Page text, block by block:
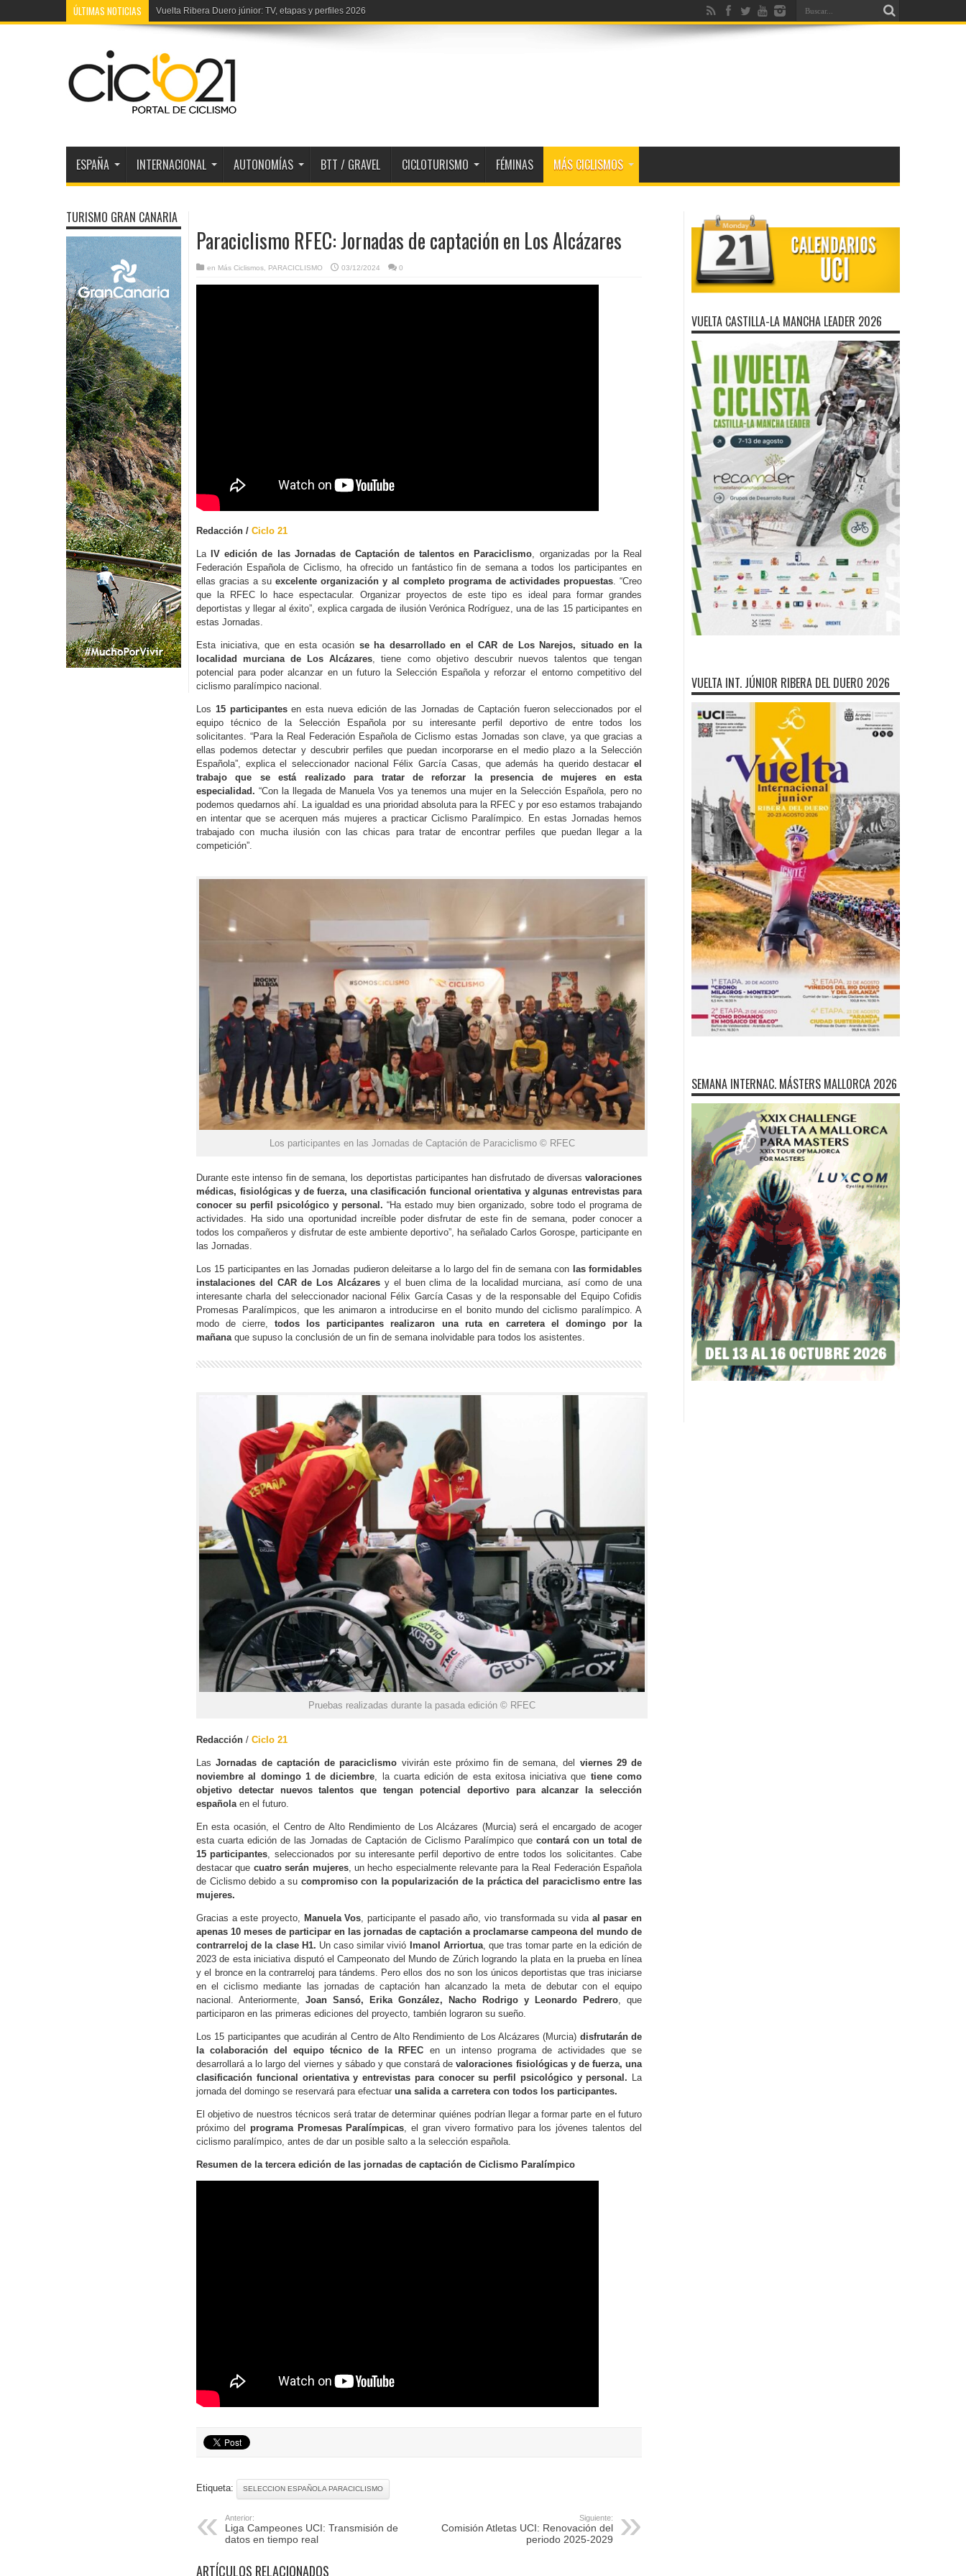
ÚLTIMAS NOTICIAS Vuelta Ribera Duero júnior: TV, etapas y perfiles 2026
ESPAÑA INTERNACIONAL AUTONOMÍAS BTT / GRAVEL CICLOTURISMO FÉMINAS MÁS CICLISMOS
Paraciclismo RFEC: Jornadas de captación en Los Alcázares
en Más Ciclismos PARACICLISMO 03/12/2024 0
Redacción / Ciclo 21
La IV edición de las Jornadas de Captación de talentos en Paraciclismo, organizadas por la Real
Federación Española de Ciclismo, ha ofrecido un fantástico fin de semana a todos los participantes en
ellas gracias a suexcelente organización y al completo programa de actividades propuestas. “Creo
que la RFEC lo hace espectacular. Organizar proyectos de este tipo es ideal para formar grandes
deportistas y llegar al éxito”, explica cargada de ilusión Verónica Rodríguez, una de las 15 participantes en
estas Jornadas.
Esta iniciativa, que en esta ocasión se ha desarrollado en el CAR de Los Narejos, situado en la
localidad murciana de Los Alcázares, tiene como objetivo descubrir nuevos talentos que tengan
potencial para poder alcanzar en un futuro la Selección Española y reforzar el entorno competitivo del
ciclismo paralímpico nacional.
Los 15 participantesen esta nueva edición de las Jornadas de Captación fueron seleccionados por el
equipo técnico de la Selección Española por su interesante perfil deportivo de entre todos los
solicitantes. “Para la Real Federación Española de Ciclismo estas Jornadas son clave, ya que gracias a
ellas podemos detectar y descubrir perfiles que puedan incorporarse en el medio plazo a la Selección
Española”, explica el seleccionador nacional Félix García Casas, que además ha querido destacar el
trabajo que se está realizado para tratar de reforzar la presencia de mujeres en esta
especialidad. “Con la llegada de Manuela Vos ya tenemos una mujer en la Selección Española, pero no
podemos quedarnos ahí. La igualdad es una prioridad absoluta para la RFEC y por eso estamos trabajando
en intentar que se acerquen más mujeres a practicar Ciclismo Paralímpico. En estas Jornadas hemos
trabajado con mucha ilusión con las chicas para tratar de encontrar perfiles que puedan llegar a la
competición”.
Los participantes en las Jornadas de Captación de Paraciclismo © RFEC
Durante este intenso fin de semana, los deportistas participantes han disfrutado de diversas valoraciones
médicas, fisiológicas y de fuerza, una clasificación funcional orientativa y algunas entrevistas para
conocer su perfil psicológico y personal. “Ha estado muy bien organizado, sobre todo el programa de
actividades. Ha sido una oportunidad increíble poder disfrutar de este fin de semana, poder conocer a
todos los compañeros y disfrutar de este ambiente deportivo”, ha señalado Carlos Gorospe, participante en
las Jornadas.
Los 15 participantes en las Jornadas pudieron deleitarse a lo largo del fin de semana con las formidables
instalaciones del CAR de Los Alcázaresy el buen clima de la localidad murciana, así como de una
interesante charla del seleccionador nacional Félix García Casas y de la responsable del Equipo Cofidis
Promesas Paralímpicos, que les animaron a introducirse en el bonito mundo del ciclismo paralímpico. A
modo de cierre,todos los participantes realizaron una ruta en carretera el domingo por la
mañana que supuso la conclusión de un fin de semana inolvidable para todos los asistentes.
Pruebas realizadas durante la pasada edición © RFEC
Redacción / Ciclo 21
LasJornadas de captación de paraciclismo vivirán este próximo fin de semana, del viernes 29 de
noviembre al domingo 1 de diciembre, la cuarta edición de esta exitosa iniciativa que tiene como
objetivo detectar nuevos talentos que tengan potencial deportivo para alcanzar la selección
españolaen el futuro.
En esta ocasión, el Centro de Alto Rendimiento de Los Alcázares (Murcia) será el encargado de acoger
esta cuarta edición de las Jornadas de Captación de Ciclismo Paralímpico que contará con un total de
15 participantes, seleccionados por su interesante perfil deportivo de entre todos los solicitantes. Cabe
destacar que cuatro serán mujeres, un hecho especialmente relevante para la Real Federación Española
de Ciclismo debido a su compromiso con la popularización de la práctica del paraciclismo entre las
mujeres.
Gracias a este proyecto, Manuela Vos, participante el pasado año, vio transformada su vida al pasar en
apenas 10 meses de participar en las jornadas de captación a proclamarse campeona del mundo de
contrarreloj de la clase H1. Un caso similar vivió Imanol Arriortua, que tras tomar parte en la edición de
2023 de esta iniciativa disputó el Campeonato del Mundo de Zúrich logrando la plata en la prueba en línea
y el bronce en la contrarreloj para tándems. Pero ellos dos no son los únicos deportistas que tras iniciarse
en el ciclismo mediante las jornadas de captación han alcanzado la meta de debutar con el equipo
nacional. Anteriormente, Joan Sansó, Erika González, Nacho Rodrigo y Leonardo Pedrero, que
participaron en las primeras ediciones del proyecto, también lograron su sueño.
Los 15 participantes que acudirán al Centro de Alto Rendimiento de Los Alcázares (Murcia) disfrutarán de
la colaboración del equipo técnico de la RFEC en un intenso programa de actividades que se
desarrollará a lo largo del viernes y sábado y que constará devaloraciones fisiológicas y de fuerza, una
clasificación funcional orientativa y entrevistas para conocer su perfil psicológico y personal. La
jornada del domingo se reservará para efectuar una salida a carretera con todos los participantes.
El objetivo de nuestros técnicos será tratar de determinar quiénes podrían llegar a formar parte en el futuro
próximo del programa Promesas Paralímpicas, el gran vivero formativo para los jóvenes talentos del
ciclismo paralímpico, antes de dar un posible salto a la selección española.
Resumen de la tercera edición de las jornadas de captación de Ciclismo Paralímpico
Etiqueta: SELECCION ESPAÑOLA PARACICLISMO
Anterior:
Liga Campeones UCI: Transmisión de
datos en tiempo real
Siguiente:
Comisión Atletas UCI: Renovación del
periodo 2025-2029
ARTÍCULOS RELACIONADOS
TURISMO GRAN CANARIA
VUELTA CASTILLA-LA MANCHA LEADER 2026
VUELTA INT. JÚNIOR RIBERA DEL DUERO 2026
SEMANA INTERNAC. MÁSTERS MALLORCA 2026